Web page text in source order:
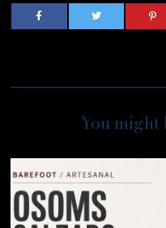
You might